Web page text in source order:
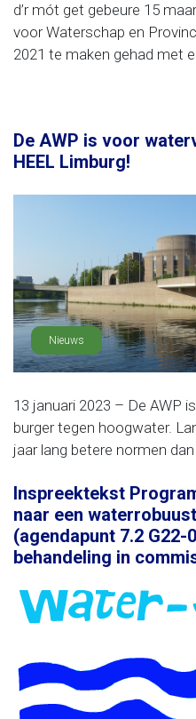
d’r mót get gebeure 15
voor Waterschap en
2021 te maken gehad met
De AWP is voor
HEEL Limburg!
Nieuws
13 januari 2023 – De AWP
burger tegen hoogwater.
jaar lang betere normen dan
Inspreektekst
naar een
(agendapunt 7.2 G22-
behandeling in